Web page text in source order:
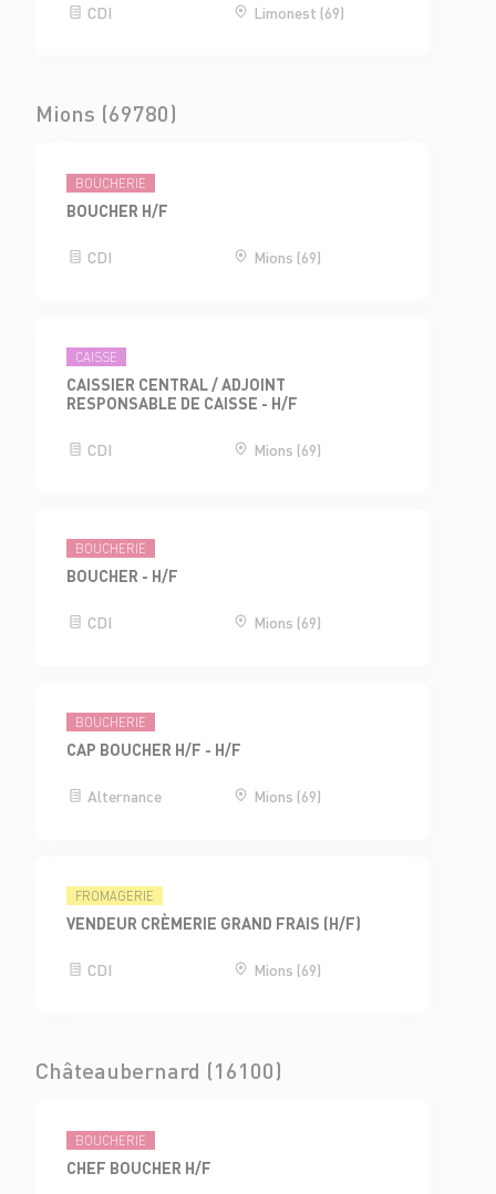
CDI Limonest (69)
Mions (69780)
BOUCHERIE
BOUCHER H/F
CDI Mions (69)
CAISSE
CAISSIER CENTRAL / ADJOINT
RESPONSABLE DE CAISSE - H/F
CDI Mions (69)
BOUCHERIE
BOUCHER - H/F
CDI Mions (69)
BOUCHERIE
CAP BOUCHER H/F - H/F
Alternance Mions (69)
FROMAGERIE
VENDEUR CRÈMERIE GRAND FRAIS (H/F)
CDI Mions (69)
Châteaubernard (16100)
BOUCHERIE
CHEF BOUCHER H/F